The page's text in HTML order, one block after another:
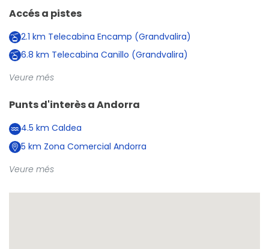
Accés a pistes
2.1 km Telecabina Encamp (Grandvalira)
6.8 km Telecabina Canillo (Grandvalira)
Veure més
Punts d'interès aAndorra
4.5 km Caldea
5 km Zona Comercial Andorra
Veure més